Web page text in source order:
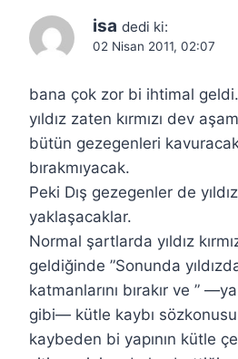
isa dedi ki:
02 Nisan 2011, 02:07
bana çok zor bi ihtimal geldi.
yıldız zaten kırmızı dev
bütün gezegenleri
bırakmıyacak.
Peki Dış gezegenler de
yaklaşacaklar.
Normal şartlarda yıldız
geldiğinde ”Sonunda
katmanlarını bırakır ve ”
gibi— kütle kaybı
kaybeden bi yapının kütle